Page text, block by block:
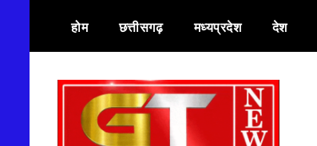
content
होम छत्तीसगढ़ मध्यप्रदेश देश